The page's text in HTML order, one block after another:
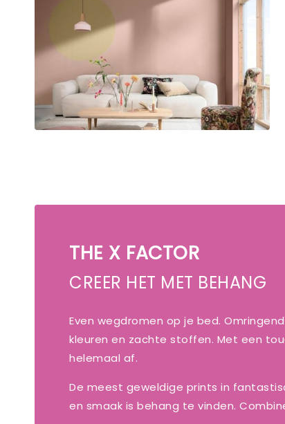
THE X FACTOR
CREER HET MET BEHANG
Even wegdromen op je bed.
kleuren en zachte stoffen. Met een
helemaal af.
De meest geweldige prints in
en smaak is behang te vinden.